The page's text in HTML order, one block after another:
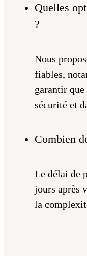
Quelles
?
Nous
fiables,
garantir
sécurité et
Combien
Le délai de
jours après
la